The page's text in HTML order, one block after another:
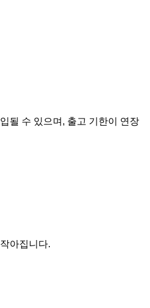
될 수 있으며, 출고 기한이 연장
아집니다.